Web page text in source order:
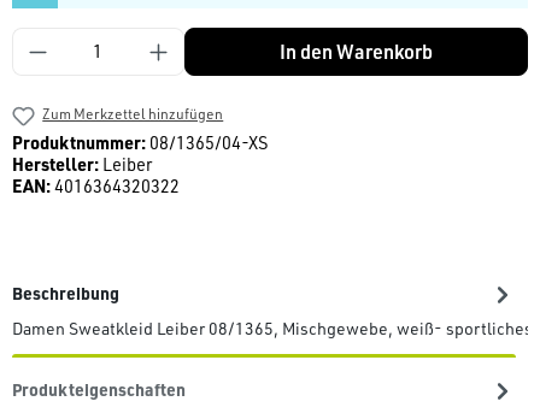
Produkt Anzahl: Gib den gewünschten Wert
In den Warenkorb
Zum Merkzettel hinzufügen
Produktnummer: 08/1365/04-XS
Hersteller: Leiber
EAN:4016364320322
Beschreibung
Damen Sweatkleid Leiber 08/1365, Mischgewebe, weiß-
Produkteigenschaften